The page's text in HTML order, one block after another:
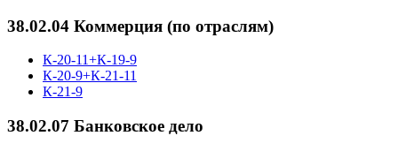
38.02.04 Коммерция (по отраслям)
К-20-11+К-19-9
К-20-9+К-21-11
К-21-9
38.02.07 Банковское дело